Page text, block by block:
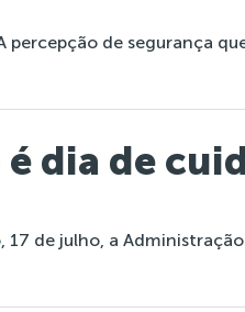
percepção de segurança
dia de
de julho, a